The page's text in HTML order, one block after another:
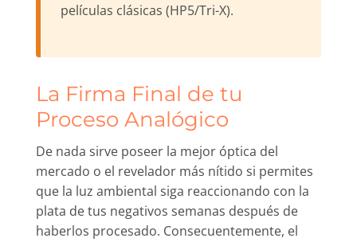
películas clásicas (HP5/Tri-X).
La Firma Final de tu
Proceso Analógico
De nada sirve poseer la mejor óptica del
mercado o el revelador más nítido si permites
que la luz ambiental siga reaccionando con la
plata de tus negativos semanas después de
haberlos procesado. Consecuentemente, el